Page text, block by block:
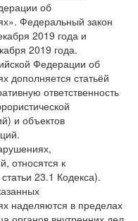
об
Федеральный закон
2019 года и
2019 года.
Федерации об
дополняется статьёй
ответственность
и объектов
относятся к
23.1 Кодекса).
наделяются в пределах